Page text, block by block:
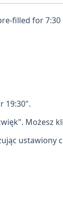
filled for
19:30".
Możesz
ustawiony